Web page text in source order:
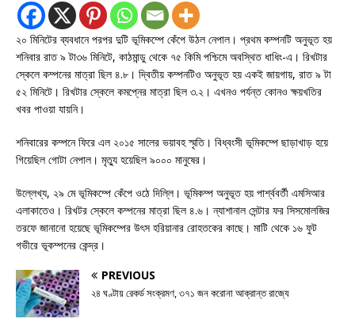
২০ মিনিটের ব্যবধানে পরপর দুটি ভূমিকম্পে কেঁপে উঠল নেপাল। প্রথম কম্পনটি অনুভূত হয়
শনিবার রাত ৯ টা৩৬ মিনিটে, কাঠমান্ডু থেকে ৭৫ কিমি পশ্চিমে অবস্থিত ধাধিং-এ। রিখটার
স্কেলে কম্পনের মাত্রা ছিল ৪.৮। দ্বিতীয় কম্পনটিও অনুভূত হয় একই জায়গায়, রাত ৯ টা
৫২ মিনিটে। রিখটার স্কেলে কমপ্নের মাত্রা ছিল ৩.২। এখনও পর্যন্ত কোনও ক্ষয়খতির
খবর পাওয়া যায়নি।
শনিবারের কম্পনে ফিরে এল ২০১৫ সালের ভয়াবহ স্মৃতি। বিধ্বংসী ভূমিকম্পে ছাড়াখাড় হয়ে
গিয়েছিল গোটা নেপাল। মৃত্যু হয়েছিল ৯০০০ মানুষের।
উল্লেখ্য, ২৯ মে ভূমিকম্পে কেঁপে ওঠে দিল্লি। ভূমিকম্প অনুভূত হয় পার্শ্ববর্তী এমসিআর
এলাকাতেও। রিখটর স্কেলে কম্পনের মাত্রা ছিল ৪.৬। ন্যাশানাল সেন্টার ফর সিসমোলজির
তরফে জানানো হয়েছে ভূমিকম্পের উৎস হরিয়ানার রোহতকের কাছে। মাটি থেকে ১৬ ফুট
গভীরে ভূকম্পনের কেন্দ্র।
PREVIOUS
২৪ ঘণ্টায় রেকর্ড সংক্রমণ, ৩৭১ জন করোনা আক্রান্ত রাজ্যে